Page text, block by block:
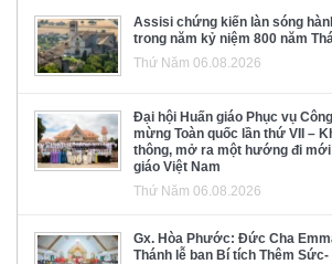
Assisi chứng kiến làn sóng
trong năm kỷ niệm 800 năm
Thứ Năm 06.08.2026
Đại hội Huấn giáo Phục vụ
mừng Toàn quốc lần thứ VII –
thông, mở ra một hướng đi
giáo Việt Nam
Thứ Năm 06.08.2026
Gx. Hòa Phước: Đức Cha
Thánh lễ ban Bí tích Thêm